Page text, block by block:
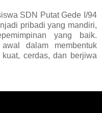
SDN Putat Gede I/94
pribadi yang mandiri,
yang baik.
dalam membentuk
cerdas, dan berjiwa